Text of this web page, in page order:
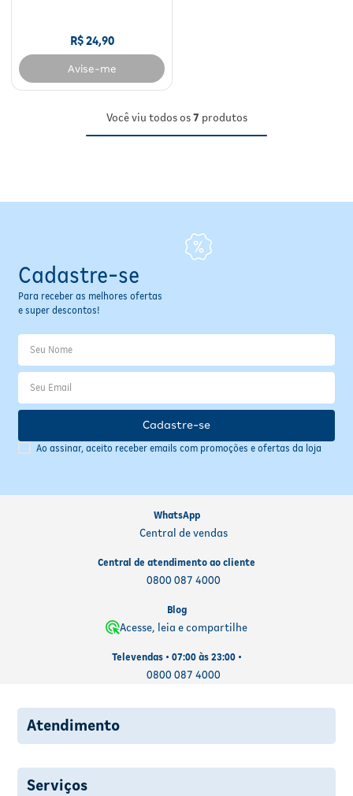
R$24,90
Avise-me
Você viu todos os7 produtos
Cadastre-se
Para receber as melhores ofertas
e super descontos!
Ao assinar, aceito receber emails com promoções e ofertas da loja
Cadastre-se
WhatsApp
Central de vendas
Central de atendimento ao cliente
0800 087 4000
Blog
Acesse, leia e compartilhe
Televendas • 07:00 às 23:00 •
0800 087 4000
Atendimento
Serviços